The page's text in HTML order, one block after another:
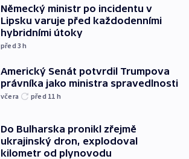
Německý ministr po incidentu v
Lipsku varuje před každodenními
hybridními útoky
před 3h
Americký Senát potvrdil Trumpova
právníka jako ministra spravedlnosti
včera před 11 h
Do Bulharska pronikl zřejmě
ukrajinský dron, explodoval
kilometr od plynovodu